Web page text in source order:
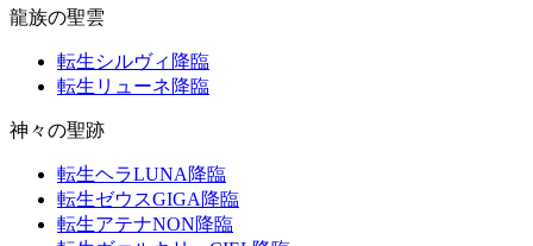
龍族の聖雲
転生シルヴィ降臨
転生リューネ降臨
神々の聖跡
転生ヘラLUNA降臨
転生ゼウスGIGA降臨
転生アテナNON降臨